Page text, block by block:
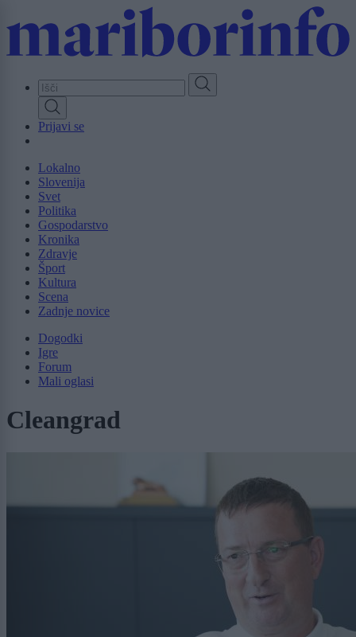
to
content
Prijavi se
Lokalno
Slovenija
Svet
Politika
Gospodarstvo
Kronika
Zdravje
Šport
Kultura
Scena
Zadnje novice
Dogodki
Igre
Forum
Mali oglasi
Cleangrad